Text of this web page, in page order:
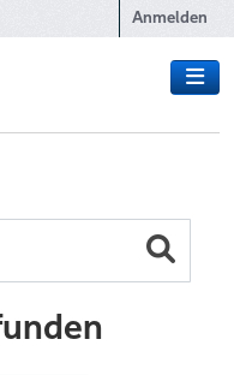
Anmelden